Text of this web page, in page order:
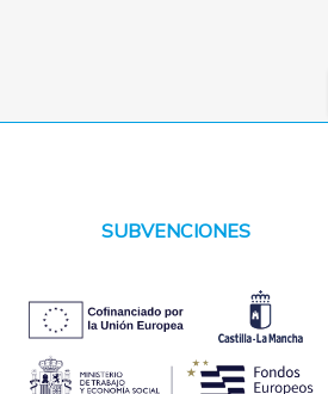
SUBVENCIONES